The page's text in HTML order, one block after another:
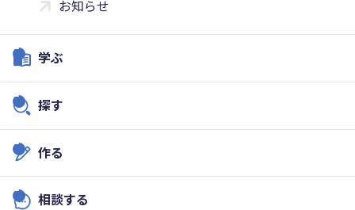
お知らせ
学ぶ
探す
作る
相談する